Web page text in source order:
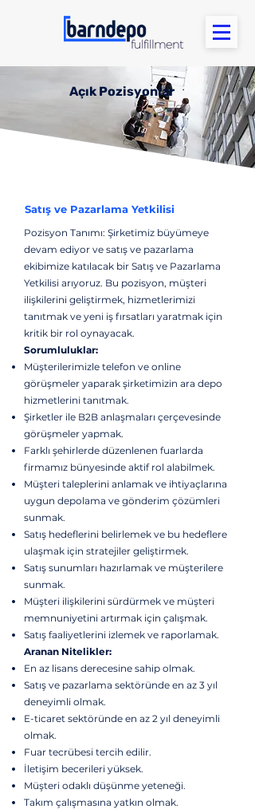
Açık Pozisyonlar
Satış ve Pazarlama Yetkilisi
Pozisyon Tanımı: Şirketimiz büyümeye
devam ediyor ve satış ve pazarlama
ekibimize katılacak bir Satış ve Pazarlama
Yetkilisi arıyoruz. Bu pozisyon, müşteri
ilişkilerini geliştirmek, hizmetlerimizi
tanıtmak ve yeni iş fırsatları yaratmak için
kritik bir rol oynayacak.
Sorumluluklar:
Müşterilerimizle telefon ve online
görüşmeler yaparak şirketimizin ara depo
hizmetlerini tanıtmak.
Şirketler ile B2B anlaşmaları çerçevesinde
görüşmeler yapmak.
Farklı şehirlerde düzenlenen fuarlarda
firmamız bünyesinde aktif rol alabilmek.
Müşteri taleplerini anlamak ve ihtiyaçlarına
uygun depolama ve gönderim çözümleri
sunmak.
Satış hedeflerini belirlemek ve bu hedeflere
ulaşmak için stratejiler geliştirmek.
Satış sunumları hazırlamak ve müşterilere
sunmak.
Müşteri ilişkilerini sürdürmek ve müşteri
memnuniyetini artırmak için çalışmak.
Satış faaliyetlerini izlemek ve raporlamak.
Aranan Nitelikler:
En az lisans derecesine sahip olmak.
Satış ve pazarlama sektöründe en az 3 yıl
deneyimli olmak.
E-ticaret sektöründe en az 2 yıl deneyimli
olmak.
Fuar tecrübesi tercih edilir.
İletişim becerileri yüksek.
Müşteri odaklı düşünme yeteneği.
Takım çalışmasına yatkın olmak.